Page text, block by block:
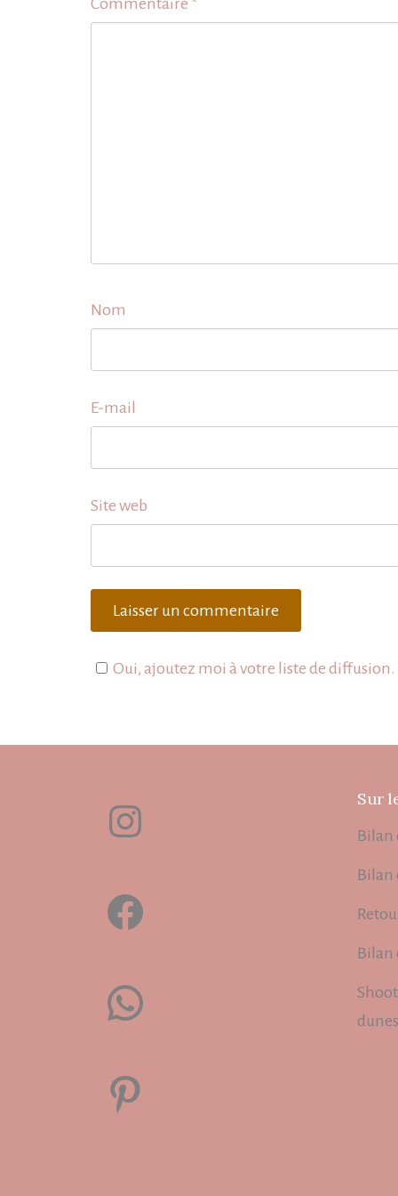
Nom
E-mail
Site web
Oui, ajoutez moi à votre liste de diffusion.
Instagram
Facebook
WhatsApp
Pinterest
Sur
Bilan
Bilan
Bilan
dunes